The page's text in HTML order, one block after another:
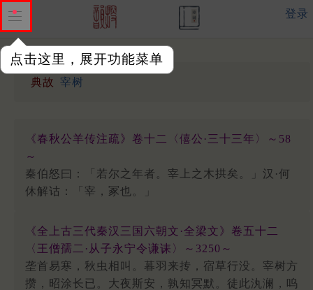
点击这里，展开功能菜单
登录
典故 宰树
《春秋公羊传注疏》卷十二〈僖公·三十三年〉～58
～
秦伯怒曰：「若尔之年者。宰上之木拱矣。」汉·何
休解诂：「宰，冢也。」
《全上古三代秦汉三国六朝文·全梁文》卷五十二
〈王僧孺二·从子永宁令谦诔〉～3250～
垄首易寒，秋虫相叫。暮羽来抟，宿草行没。宰树方
攒，昭涂长已。大夜斯安，孰知冥默。徒此汍澜，呜